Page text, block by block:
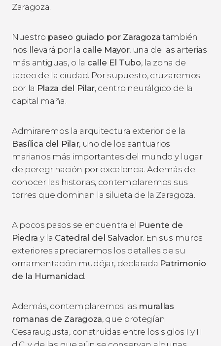
Zaragoza.
Nuestro paseo guiado por Zaragoza también
nos llevará por la calle Mayor, una de las arterias
más antiguas, o la calle El Tubo, la zona de
tapeo de la ciudad. Por supuesto, cruzaremos
por la Plaza del Pilar, centro neurálgico de la
capital maña.
Admiraremos la arquitectura exterior de la
Basílica del Pilar, uno de los santuarios
marianos más importantes del mundo y lugar
de peregrinación por excelencia. Además de
conocer las historias, contemplaremos sus
torres que dominan la silueta de la Zaragoza.
A pocos pasos se encuentra el Puente de
Piedra y la Catedral del Salvador. En sus muros
exteriores apreciaremos los detalles de su
ornamentación mudéjar, declarada Patrimonio
de la Humanidad.
Además, contemplaremos las murallas
romanas de Zaragoza, que protegían
Cesaraugusta, construidas entre los siglos I y III